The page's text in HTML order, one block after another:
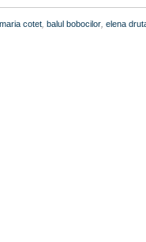
cotet balul bobocilor elena